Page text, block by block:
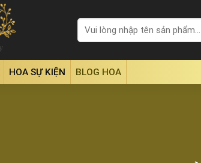
Tìm
kiếm:
HOA SỰ KIỆN BLOG HOA